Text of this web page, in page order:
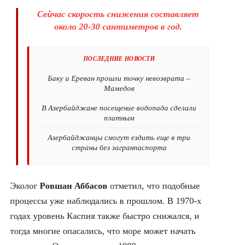
Сейчас скорость снижения составляет
около 20-30 сантиметров в год.
ПОСЛЕДНИЕ НОВОСТИ
Баку и Ереван прошли точку невозврата –
Мамедов
В Азербайджане посещение водопада сделали
платным
Азербайджанцы смогут ездить еще в три
страны без загранпаспорта
Эколог Ровшан Аббасов отметил, что подобные
процессы уже наблюдались в прошлом. В 1970-х
годах уровень Каспия также быстро снижался, и
тогда многие опасались, что море может начать